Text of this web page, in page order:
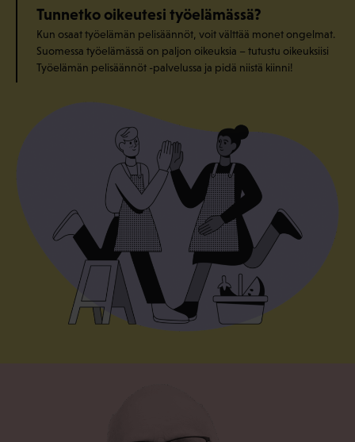
Tunnetko oikeutesi työelämässä?
Kun osaat työelämän pelisäännöt, voit välttää monet ongelmat.
Suomessa työelämässä on paljon oikeuksia – tutustu oikeuksiisi
Työelämän pelisäännöt -palvelussa ja pidä niistä kiinni!